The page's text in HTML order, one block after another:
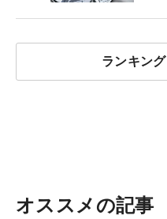
ランキン
オススメの記事